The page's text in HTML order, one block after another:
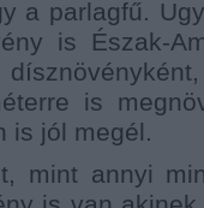
a parlagfű.
is Észak-
is
is jól megél.
mint annyi